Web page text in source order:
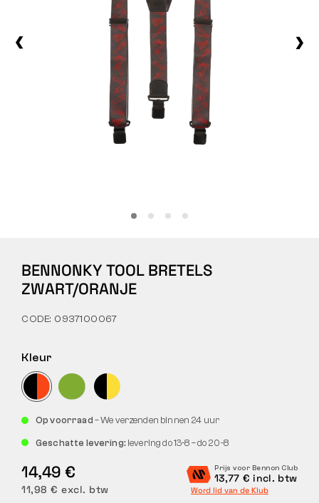
Vrijetijdsschoenen
OVER ONS
ARTIKELEN
WINKEL MET BISTRO
CONTACT
RETOUREN
BENNONKY TOOL BRETELS
ZWART/ORANJE
CODE: 0937100067
Kleur
Op voorraad – We verzenden binnen 24 uur
Geschatte levering: levering do 13-8 – do 20-8
14,49 €
11,98 € excl. btw
Prijs voor Bennon Club
13,77 € incl. btw
Word lid van de Klub